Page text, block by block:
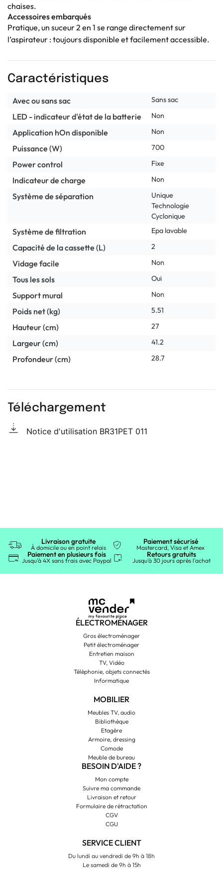
chaises.
Accessoires embarqués
Pratique, un suceur 2 en 1 se range directement sur
l’aspirateur : toujours disponible et facilement accessible.
Caractéristiques
Avec ou sans sac Sans sac
LED - indicateur d'état de la batterie Non
Application hOn disponible Non
Puissance (W) 700
Power control Fixe
Indicateur de charge Non
Système de séparation
Unique
Technologie
Cyclonique
Système de filtration Epa lavable
Capacité de la cassette (L) 2
Vidage facile Non
Tous les sols Oui
Support mural Non
Poids net (kg) 5.51
Hauteur (cm) 27
Largeur (cm) 41.2
Profondeur (cm) 28.7
Téléchargement
Notice d'utilisation BR31PET 011
Livraison gratuite
À domicile ou en point relais
Paiement sécurisé
Mastercard, Visa et Amex
Paiement en plusieurs fois
Jusqu'à 4X sans frais avec Paypal
Retours gratuits
Jusqu'à 30 jours après l'achat
ÉLECTROMÉNAGER
Gros électroménager
Petit électroménager
Entretien maison
TV, Vidéo
Téléphonie, objets connectés
Informatique
MOBILIER
Meubles TV, audio
Bibliothèque
Etagère
Armoire, dressing
Comode
Meuble de bureau
BESOIN D'AIDE ?
Mon compte
Suivre ma commande
Livraison et retour
Formulaire de rétractation
CGV
CGU
SERVICE CLIENT
Du lundi au vendredi de 9h à 18h
Le samedi de 9h à 15h